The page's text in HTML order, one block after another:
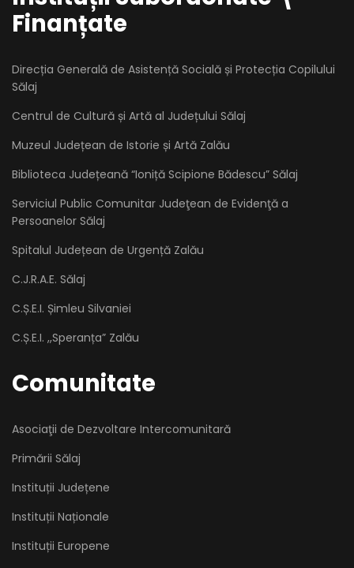
Finanțate
Direcția Generală de Asistență Socială și Protecția Copilului
Sălaj
Centrul de Cultură și Artă al Județului Sălaj
Muzeul Județean de Istorie și Artă Zalău
Biblioteca Județeană “Ioniță Scipione Bădescu” Sălaj
Serviciul Public Comunitar Judeţean de Evidenţă a
Persoanelor Sălaj
Spitalul Județean de Urgență Zalău
C.J.R.A.E. Sălaj
C.Ș.E.I. Șimleu Silvaniei
C.Ș.E.I. ,,Speranța” Zalău
Comunitate
Asociaţii de Dezvoltare Intercomunitară
Primării Sălaj
Instituții Județene
Instituții Naționale
Instituții Europene